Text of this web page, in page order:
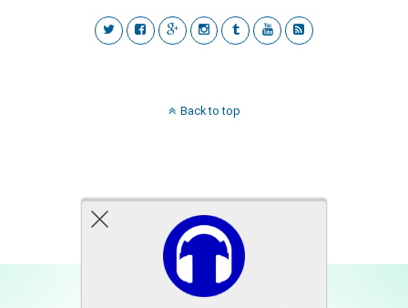
Back to top